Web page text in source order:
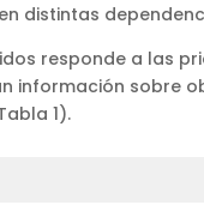
distintas
responde a las
información sobre
1).